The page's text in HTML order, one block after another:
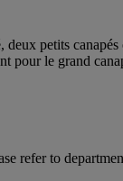
petits
pour le grand
refer to